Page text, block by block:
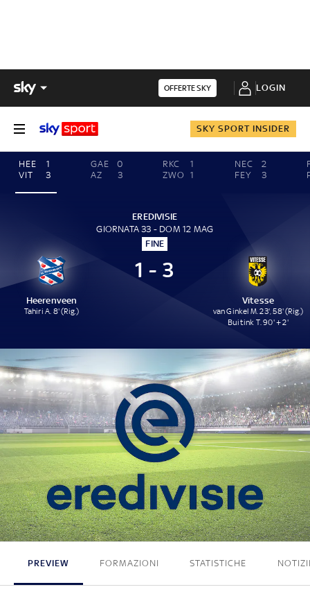
OFFERTE SKY LOGIN
SKY SPORT INSIDER
HEE
1
VIT
3
GAE
0
AZ
3
RKC
1
ZWO
1
NEC
2
FEY
3
EREDIVISIE
GIORNATA 33 - DOM 12 MAG
FINE
Heerenveen
Tahiri A. 8' (Rig.)
1 - 3
Vitesse
van Ginkel M. 23', 58' (Rig.)
Buitink T. 90' + 2'
1 - 3
PREVIEW FORMAZIONI STATISTICHE